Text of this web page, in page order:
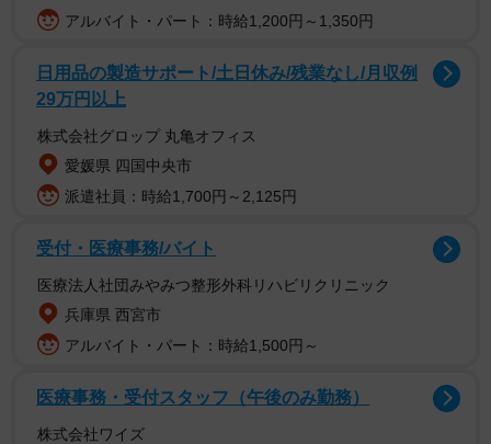
アルバイト・パート：時給1,200円～1,350円
日用品の製造サポート/土日休み/残業なし/月収例
29万円以上
株式会社グロップ 丸亀オフィス
愛媛県 四国中央市
派遣社員：時給1,700円～2,125円
受付・医療事務/バイト
医療法人社団みやみつ整形外科リハビリクリニック
兵庫県 西宮市
アルバイト・パート：時給1,500円～
医療事務・受付スタッフ（午後のみ勤務）
株式会社ワイズ